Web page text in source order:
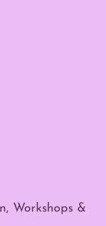
Workshops &